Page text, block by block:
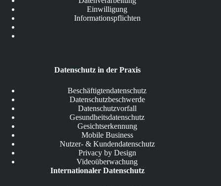
Einwilligung
Informationspflichten
Datenschutz in der Praxis
Beschäftigtendatenschutz
Datenschutzbeschwerde
Datenschutzvorfall
Gesundheitsdatenschutz
Gesichtserkennung
Mobile Business
Nutzer- & Kundendatenschutz
Privacy by Design
Videoüberwachung
Internationaler Datenschutz